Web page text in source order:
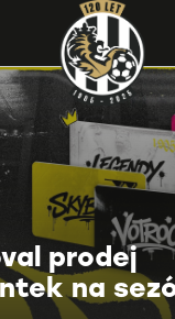
prodej
na